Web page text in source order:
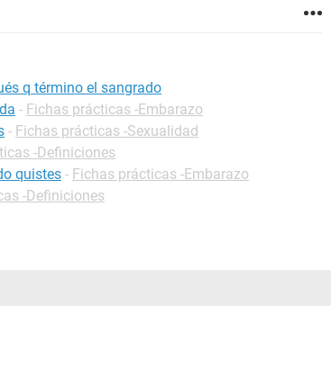
q término el sangrado
- Fichas prácticas -Embarazo
- Fichas prácticas -Sexualidad
-Definiciones
quistes - Fichas prácticas -Embarazo
-Definiciones